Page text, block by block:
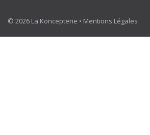
© 2026 La Koncepterie • Mentions Légales